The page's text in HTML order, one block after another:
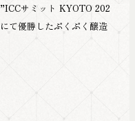
サミット KYOTO 202
て優勝したぷくぷく醸造